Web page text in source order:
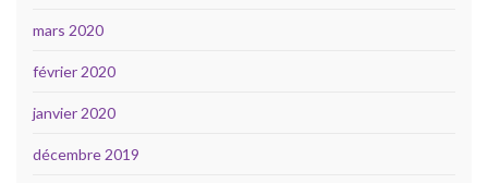
mars 2020
février 2020
janvier 2020
décembre 2019